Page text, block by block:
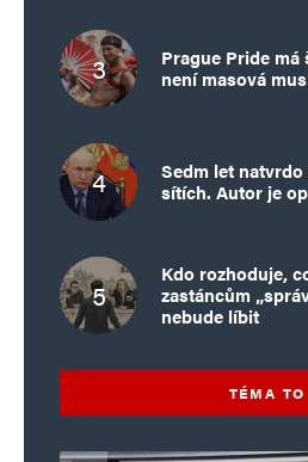
Prague Pride má
není masová
Sedm let
sítích. Autor je
Kdo rozhoduje,
zastáncům
nebude líbit
TÉMA TO